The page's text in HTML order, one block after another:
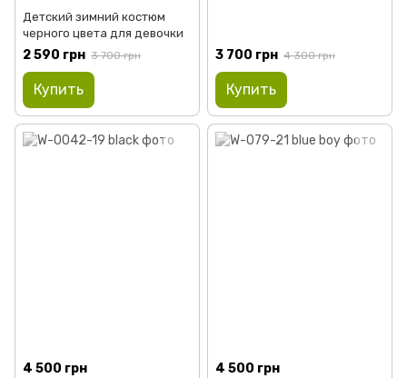
Детский зимний костюм
черного цвета для девочки
2 590 грн 3 700 грн
Купить
3 700 грн 4 300 грн
Купить
4 500 грн 4 500 грн